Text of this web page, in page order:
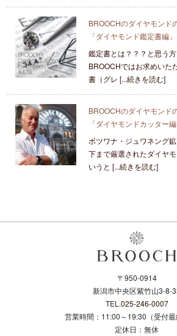
BROOCHのダイヤモンド
「ダイヤモンド鑑定書編」
鑑定書とは？？？と思う方
BROOCHではお求めいた
書（グレ [...続きを読む]
BROOCHのダイヤモンド
「ダイヤモンドカッター編
ボツワナ・ジュワネング
下まで厳選されたダイヤ
いうと [...続きを読む]
〒950-0914
新潟市中央区紫竹山3-8-
TEL.025-246-0007
営業時間：11:00～19:30（受付最
定休日：無休